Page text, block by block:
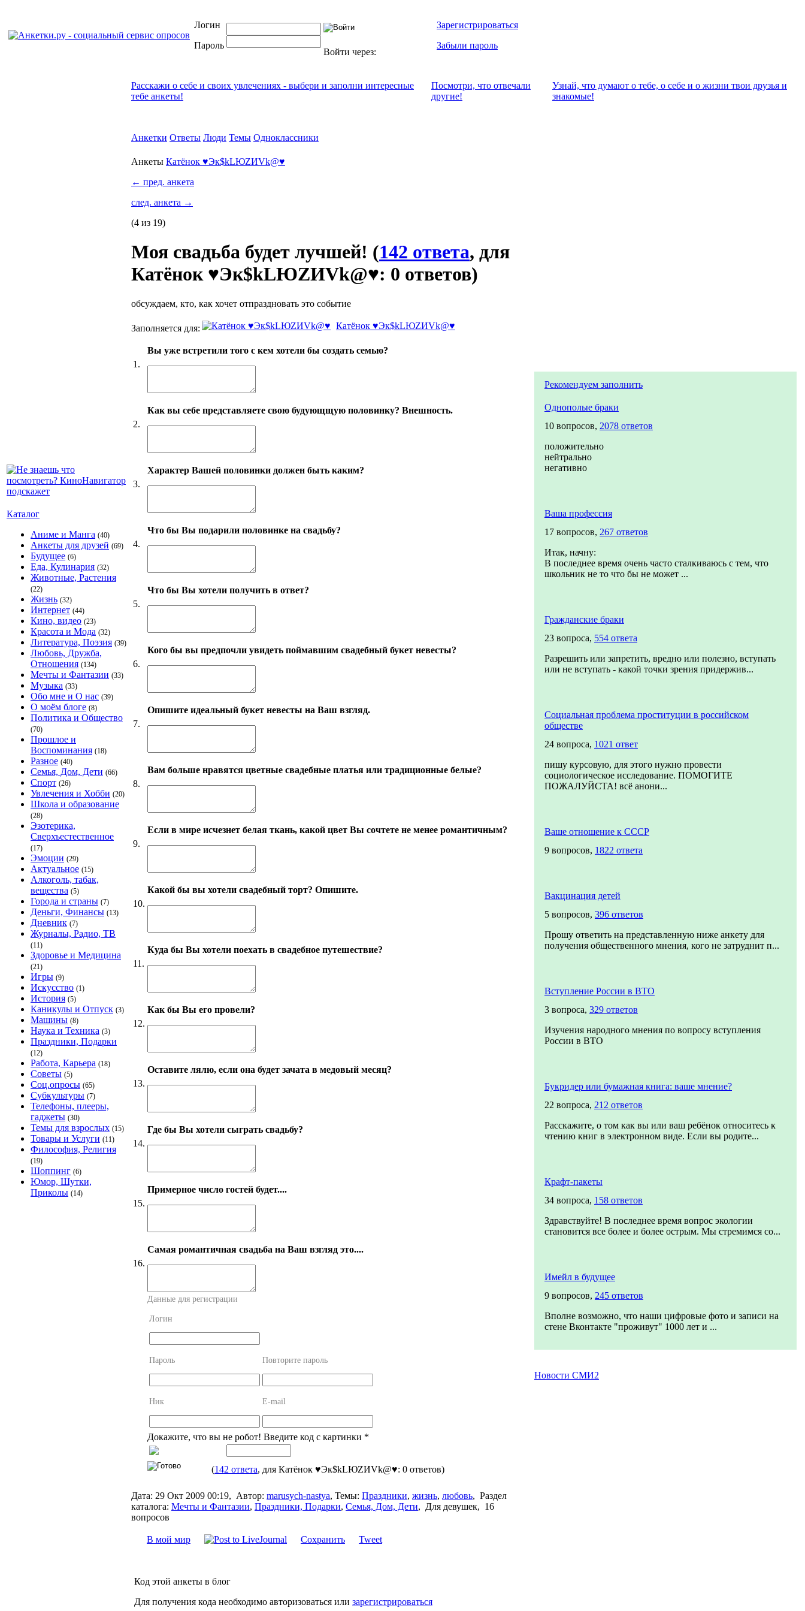
Логин
Пароль
Войти через:
Зарегистрироваться
Забыли пароль
Каталог
Аниме и Манга (40)
Анкеты для друзей (69)
Будущее (6)
Еда, Кулинария (32)
Животные, Растения
(22)
Жизнь (32)
Интернет (44)
Кино, видео (23)
Красота и Мода (32)
Литература, Поэзия (39)
Любовь, Дружба,
Отношения (134)
Мечты и Фантазии (33)
Музыка (33)
Обо мне и О нас (39)
О моём блоге (8)
Политика и Общество
(70)
Прошлое и
Воспоминания (18)
Разное (40)
Семья, Дом, Дети (66)
Спорт (26)
Увлечения и Хобби (20)
Школа и образование
(28)
Эзотерика,
Сверхъестественное
(17)
Эмоции (29)
Актуальное (15)
Алкоголь, табак,
вещества (5)
Города и страны (7)
Деньги, Финансы (13)
Дневник (7)
Журналы, Радио, ТВ
(11)
Здоровье и Медицина
(21)
Игры (9)
Искусство (1)
История (5)
Каникулы и Отпуск (3)
Машины (8)
Наука и Техника (3)
Праздники, Подарки
(12)
Работа, Карьера (18)
Советы (5)
Соц.опросы (65)
Субкультуры (7)
Телефоны, плееры,
гаджеты (30)
Темы для взрослых (15)
Товары и Услуги (11)
Философия, Религия
(19)
Шоппинг (6)
Юмор, Шутки,
Приколы (14)
Расскажи о себе и своих увлечениях - выбери и заполни интересные
тебе анкеты!
Посмотри, что отвeчали
другие!
Узнай, что думают о тебе, о себе и о жизни твои друзья и
знакомые!
Анкетки Ответы Люди Темы Одноклассники
Анкеты Катёнок ♥Эк$kLЮZИVk@♥
← пред. анкета
след. анкета →
(4 из 19)
Моя свадьба будет лучшей! (142 ответа, для
Катёнок ♥Эк$kLЮZИVk@♥: 0 ответов)
обсуждаем, кто, как хочет отпраздновать это событие
Заполняется для: Катёнок ♥Эк$kLЮZИVk@♥
1.
Вы уже встретили того с кем хотели бы создать семью?
2.
Как вы себе представляете свою будующщую половинку? Внешность.
3.
Характер Вашей половинки должен быть каким?
4.
Что бы Вы подарили половинке на свадьбу?
5.
Что бы Вы хотели получить в ответ?
6.
Кого бы вы предпочли увидеть поймавшим свадебный букет невесты?
7.
Опишите идеальный букет невесты на Ваш взгляд.
8.
Вам больше нравятся цветные свадебные платья или традиционные белые?
9.
Если в мире исчезнет белая ткань, какой цвет Вы сочтете не менее романтичным?
10.
Какой бы вы хотели свадебный торт? Опишите.
11.
Куда бы Вы хотели поехать в свадебное путешествие?
12.
Как бы Вы его провели?
13.
Оставите лялю, если она будет зачата в медовый месяц?
14.
Где бы Вы хотели сыграть свадьбу?
15.
Примерное число гостей будет....
16.
Самая романтичная свадьба на Ваш взгляд это....
Данные для регистрации
Логин
Пароль Повторите пароль
Ник E-mail
Докажите, что вы не робот! Введите код с картинки *
(142 ответа, для Катёнок ♥Эк$kLЮZИVk@♥: 0 ответов)
Дата: 29 Окт 2009 00:19, Автор: marusych-nastya, Темы: Праздники, жизнь, любовь, Раздел
каталога: Мечты и Фантазии, Праздники, Подарки, Семья, Дом, Дети, Для девушек, 16
вопросов
В мой мир Сохранить Tweet
Код этой анкеты в блог
Для получения кода необходимо авторизоваться или зарегистрироваться
Рекомендуем заполнить
Однополые браки
10 вопросов, 2078 ответов
положительно
нейтрально
негативно
Ваша профессия
17 вопросов, 267 ответов
Итак, начну:
В последнее время очень часто сталкиваюсь с тем, что
школьник не то что бы не может ...
Гражданские браки
23 вопроса, 554 ответа
Разрешить или запретить, вредно или полезно, вступать
или не вступать - какой точки зрения придержив...
Социальная проблема проституции в российском
обществе
24 вопроса, 1021 ответ
пишу курсовую, для этого нужно провести
социологическое исследование. ПОМОГИТЕ
ПОЖАЛУЙСТА! всё анони...
Ваше отношение к СССР
9 вопросов, 1822 ответа
Вакцинация детей
5 вопросов, 396 ответов
Прошу ответить на представленную ниже анкету для
получения общественного мнения, кого не затруднит п...
Вступление России в ВТО
3 вопроса, 329 ответов
Изучения народного мнения по вопросу вступления
России в ВТО
Букридер или бумажная книга: ваше мнение?
22 вопроса, 212 ответов
Расскажите, о том как вы или ваш ребёнок относитесь к
чтению книг в электронном виде. Если вы родите...
Крафт-пакеты
34 вопроса, 158 ответов
Здравствуйте! В последнее время вопрос экологии
становится все более и более острым. Мы стремимся со...
Имейл в будущее
9 вопросов, 245 ответов
Вполне возможно, что наши цифровые фото и записи на
стене Вконтакте "проживут" 1000 лет и ...
Новости СМИ2